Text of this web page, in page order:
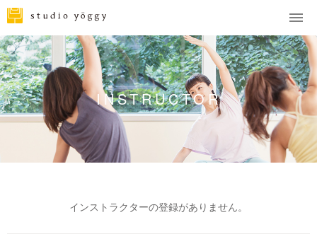
INSTRUCTOR
インストラクターの登録がありません。